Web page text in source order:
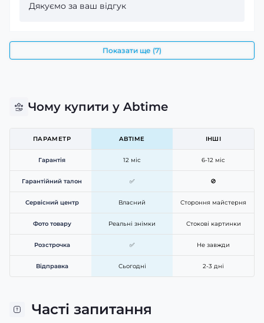
Дякуємо за ваш відгук
Показати ще (7)
Чому купити у Abtime
ПАРАМЕТР ABTIME ІНШІ
Гарантія 12 міс 6-12 міс
Гарантійний талон ✅ 🚫
Сервісний центр Власний Стороння майстерня
Фото товару Реальні знімки Стокові картинки
Розстрочка ✅ Не завжди
Відправка Сьогодні 2-3 дні
Часті запитання